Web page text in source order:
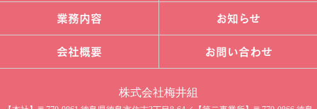
業務内容 お知らせ
会社概要 お問い合わせ
株式会社梅井組​